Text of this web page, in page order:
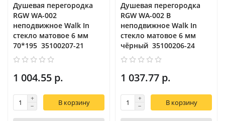
Душевая перегородка
RGW WA-002
неподвижное Walk In
cтекло матовое 6 мм
70*195 35100207-21
1 004.55 р.
В корзину
Душевая перегородка
RGW WA-002 B
неподвижное Walk In
cтекло матовое 6 мм
чёрный 35100206-24
1 037.77 р.
В корзину